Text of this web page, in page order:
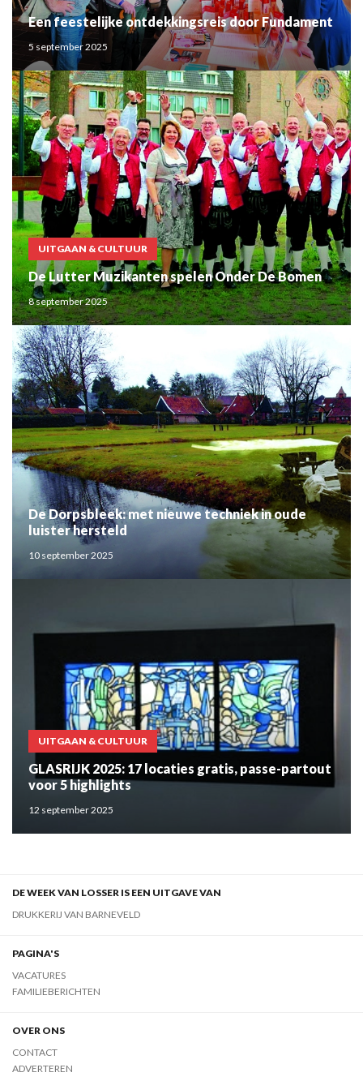
Een feestelijke ontdekkingsreis door Fundament
5 september 2025
UITGAAN & CULTUUR
De Lutter Muzikanten spelen Onder De Bomen
8 september 2025
De Dorpsbleek: met nieuwe techniek in oude
luister hersteld
10 september 2025
UITGAAN & CULTUUR
GLASRIJK 2025: 17 locaties gratis, passe-partout
voor 5 highlights
12 september 2025
DE WEEK VAN LOSSER IS EEN UITGAVE VAN
DRUKKERIJ VAN BARNEVELD
PAGINA'S
VACATURES
FAMILIEBERICHTEN
OVER ONS
CONTACT
ADVERTEREN